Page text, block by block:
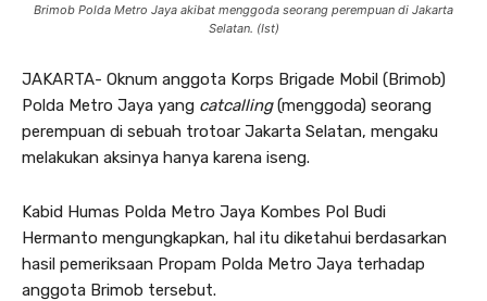
Brimob Polda Metro Jaya akibat menggoda seorang perempuan di Jakarta
Selatan. (Ist)
JAKARTA- Oknum anggota Korps Brigade Mobil (Brimob)
Polda Metro Jaya yang catcalling(menggoda) seorang
perempuan di sebuah trotoar Jakarta Selatan, mengaku
melakukan aksinya hanya karena iseng.
Kabid Humas Polda Metro Jaya Kombes Pol Budi
Hermanto mengungkapkan, hal itu diketahui berdasarkan
hasil pemeriksaan Propam Polda Metro Jaya terhadap
anggota Brimob tersebut.